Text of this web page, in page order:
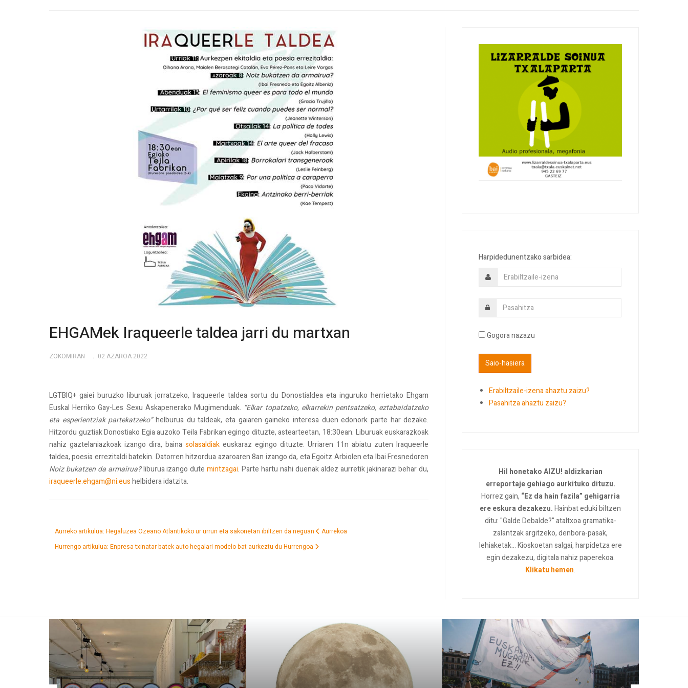
EHGAMek Iraqueerle taldea jarri du martxan
ZOKOMIRAN 02 AZAROA 2022
LGTBIQ+ gaiei buruzko liburuak jorratzeko, Iraqueerle taldea sortu du Donostialdea eta inguruko herrietako Ehgam
Euskal Herriko Gay-Les Sexu Askapenerako Mugimenduak. “Elkar topatzeko, elkarrekin pentsatzeko, eztabaidatzeko
eta esperientziak partekatzeko”helburua du taldeak, eta gaiaren gaineko interesa duen edonork parte har dezake.
Hitzordu guztiak Donostiako Egia auzoko Teila Fabrikan egingo dituzte, astearteetan, 18:30ean. Liburuak euskarazkoak
nahiz gaztelaniazkoak izango dira, bainasolasaldiak euskaraz egingo dituzte. Urriaren 11n abiatu zuten Iraqueerle
taldea, poesia errezitaldi batekin. Datorren hitzordua azaroaren 8an izango da, eta Egoitz Arbiolen eta Ibai Fresnedoren
Noiz bukatzen da armairua?liburua izango dutemintzagai. Parte hartu nahi duenak aldez aurretik jakinarazi behar du,
iraqueerle.ehgam@ni.eushelbidera idatzita.
Aurreko artikulua: Hegaluzea Ozeano Atlantikoko ur urrun eta sakonetan ibiltzen da neguan
Aurrekoa
Hurrengo artikulua: Enpresa txinatar batek auto hegalari modelo bat aurkeztu du Hurrengoa
Harpidedunentzako sarbidea:
Gogora nazazu
Erabiltzaile-izena ahaztu zaizu?
Pasahitza ahaztu zaizu?
Hil honetako AIZU! aldizkarian
erreportaje gehiago aurkituko dituzu.
Horrez gain, “Ez da hain fazila” gehigarria
ere eskura dezakezu.Hainbat eduki biltzen
ditu: "Galde Debalde?" ataltxoa gramatika-
zalantzak argitzeko, denbora-pasak,
lehiaketak... Kioskoetan salgai, harpidetza ere
egin dezakezu, digitala nahiz paperekoa.
Klikatu hemen.